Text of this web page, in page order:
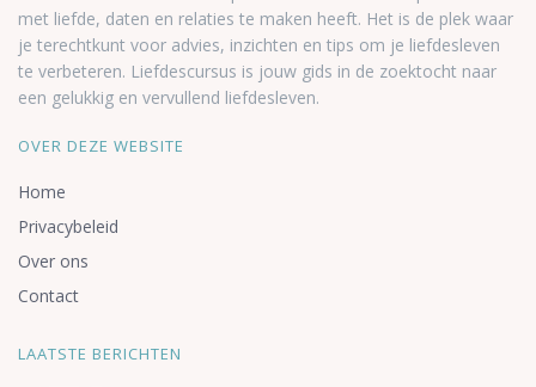
met liefde, daten en relaties te maken heeft. Het is de plek waar
je terechtkunt voor advies, inzichten en tips om je liefdesleven
te verbeteren. Liefdescursus is jouw gids in de zoektocht naar
een gelukkig en vervullend liefdesleven.
OVER DEZE WEBSITE
Home
Privacybeleid
Over ons
Contact
LAATSTE BERICHTEN